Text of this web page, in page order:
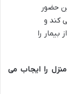
حضور
کند و
را
را ایجاب می